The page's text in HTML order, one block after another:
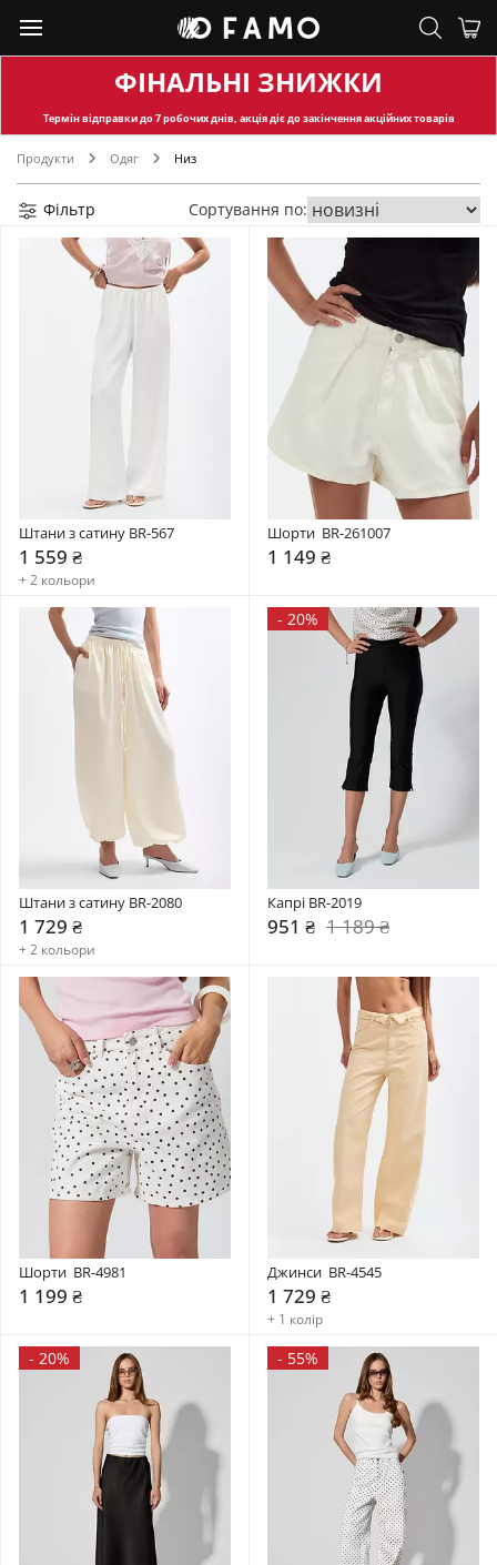
ФІНАЛЬНІ ЗНИЖКИ
Термін відправкидо 7 робочих днів, акція діє до закінчення акційних товарів
Продукти Одяг Низ
Фільтр Сортування по:
Штани з сатину BR-567
1 559 ₴
+ 2 кольори
Шорти  BR-261007
1 149 ₴
Штани з сатину BR-2080
1 729 ₴
+ 2 кольори
- 20%
Капрі BR-2019
951 ₴ 1 189 ₴
Шорти  BR-4981
1 199 ₴
Джинси  BR-4545
1 729 ₴
+ 1 колір
- 20% - 55%